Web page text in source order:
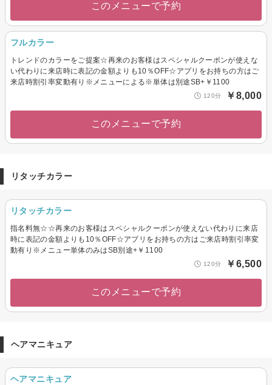
このメニューで予約
フルカラー
トレンドのカラーをご提案☆再来のお客様はスペシャルクーポンが使えな
い代わりに来店時に表記の金額よりも10％OFF☆アプリをお持ちの方はご
来店時割引率変動有り※メニューによる※単体は別途SB+￥1100
120分 ￥8,000
このメニューで予約
リタッチカラー
リタッチカラー
指名料無☆☆再来のお客様はスペシャルクーポンが使えない代わりに来店
時に表記の金額よりも10％OFF☆アプリをお持ちの方はご来店時割引率変
動有り※メニュー単体のみはSB別途+￥1100
120分 ￥6,500
このメニューで予約
ヘアマニキュア
ヘアマニキュア